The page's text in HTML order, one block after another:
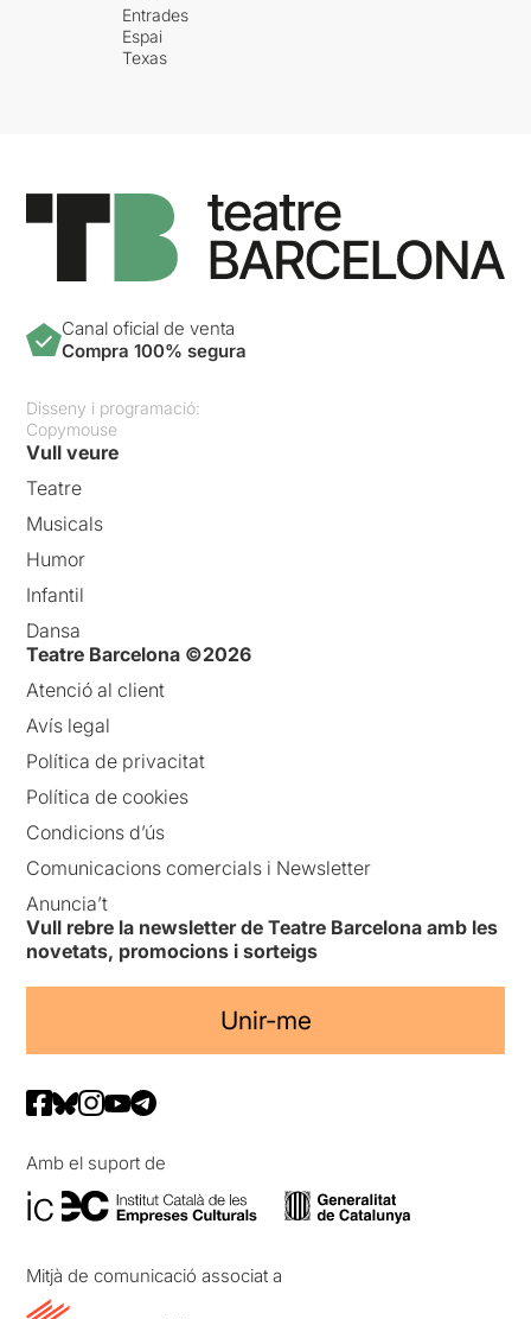
Entrades
Espai
Texas
Canal oficial de venta
Compra 100% segura
Disseny i programació:
Copymouse
Vull veure
Teatre
Musicals
Humor
Infantil
Dansa
Teatre Barcelona ©2026
Atenció al client
Avís legal
Política de privacitat
Política de cookies
Condicions d’ús
Comunicacions comercials i Newsletter
Anuncia’t
Vull rebre la newsletter de Teatre Barcelona amb les
novetats, promocions i sorteigs
Unir-me
Amb el suport de
Mitjà de comunicació associat a